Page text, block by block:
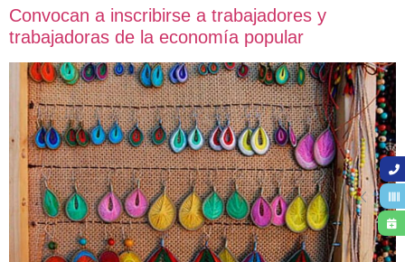
Convocan a inscribirse a trabajadores y
trabajadoras de la economía popular